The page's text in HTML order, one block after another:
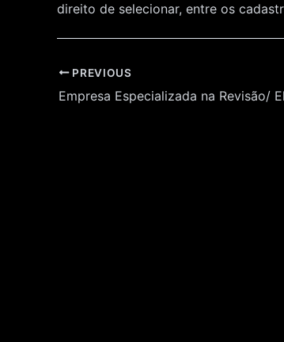
direito de selecionar, entre os
Post
navigation
PREVIOUS